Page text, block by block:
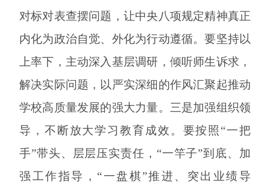
对标对表查摆问题，让中央八项规定精神真正
内化为政治自觉、外化为行动遵循。要坚持以
上率下，主动深入基层调研，倾听师生诉求，
解决实际问题，以严实深细的作风汇聚起推动
学校高质量发展的强大力量。三是加强组织领
导，不断放大学习教育成效。要按照“一把
手”带头、层层压实责任，“一竿子”到底、加
强工作指导，“一盘棋”推进、突出业绩导